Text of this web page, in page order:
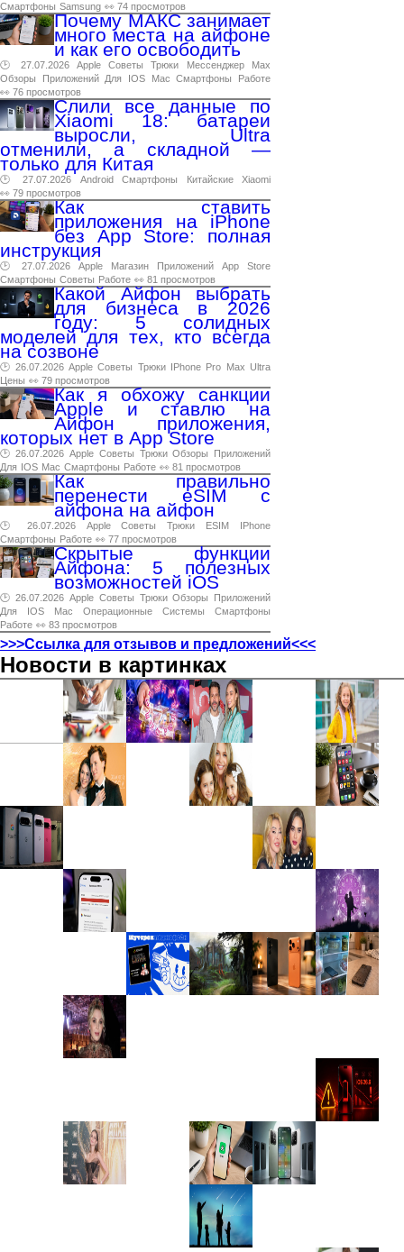
Смартфоны Samsung 👀 74 просмотров
Почему МАКС занимает
много места на айфоне
и как его освободить
🕑 27.07.2026 Apple Советы Трюки Мессенджер
Max
Обзоры
Приложений Для IOS Mac Смартфоны
Работе
👀 76 просмотров
Слили все данные по
Xiaomi 18: батареи
выросли, Ultra
отменили, а складной —
только для Китая
🕑 27.07.2026 Android Смартфоны Китайские
Xiaomi
👀 79 просмотров
Как ставить
приложения на iPhone
без App Store: полная
инструкция
🕑 27.07.2026 Apple Магазин Приложений App
Store
Смартфоны Советы Работе 👀 81 просмотров
Какой Айфон выбрать
для бизнеса в 2026
году: 5 солидных
моделей для тех, кто всегда
на созвоне
🕑 26.07.2026 Apple Советы Трюки IPhone Pro Max Ultra
Цены 👀 79 просмотров
Как я обхожу санкции
Apple и ставлю на
Айфон приложения,
которых нет в App Store
🕑 26.07.2026 Apple Советы Трюки Обзоры
Приложений
Для IOS Mac Смартфоны Работе 👀 81 просмотров
Как правильно
перенести eSIM с
айфона на айфон
🕑 26.07.2026 Apple Советы Трюки ESIM
IPhone
Смартфоны Работе 👀 77 просмотров
Скрытые функции
Айфона: 5 полезных
возможностей iOS
🕑 26.07.2026 Apple Советы Трюки Обзоры
Приложений
Для
IOS Mac Операционные Системы
Смартфоны
Работе 👀 83 просмотров
>>>Ссылка для отзывов и предложений<<<
Новости в картинках